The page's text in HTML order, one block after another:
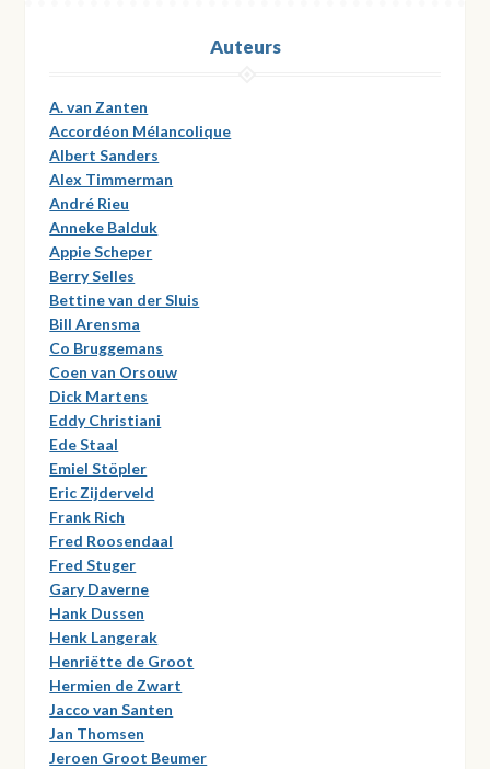
Auteurs
A. van Zanten
Accordéon Mélancolique
Albert Sanders
Alex Timmerman
André Rieu
Anneke Balduk
Appie Scheper
Berry Selles
Bettine van der Sluis
Bill Arensma
Co Bruggemans
Coen van Orsouw
Dick Martens
Eddy Christiani
Ede Staal
Emiel Stöpler
Eric Zijderveld
Frank Rich
Fred Roosendaal
Fred Stuger
Gary Daverne
Hank Dussen
Henk Langerak
Henriëtte de Groot
Hermien de Zwart
Jacco van Santen
Jan Thomsen
Jeroen Groot Beumer